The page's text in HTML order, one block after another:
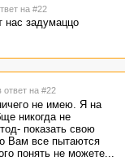
на #22
нас задумаццо
ответ на #22
не имею. Я на
никогда не
показать свою
Вам все пытаются
понять не можете...